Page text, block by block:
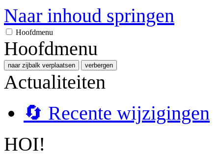
Naar inhoud springen
Hoofdmenu
Hoofdmenu
naar zijbalk verplaatsen verbergen
Actualiteiten
🔄 Recente wijzigingen
HOI!